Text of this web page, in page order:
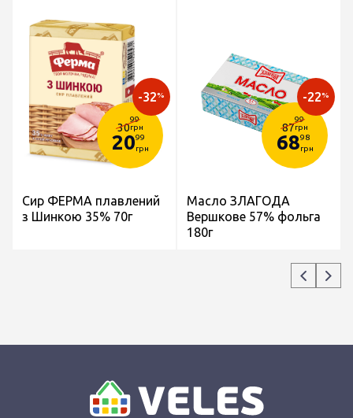
30
99
грн
2099
грн
-32%
Сир ФЕРМА плавлений
з Шинкою 35% 70г
87
99
грн
6898
грн
-22%
Масло ЗЛАГОДА
Вершкове 57% фольга
180г